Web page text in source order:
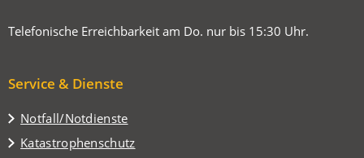
Telefonische Erreichbarkeit am Do. nur bis 15:30 Uhr.
Service & Dienste
Notfall/Notdienste
Katastrophenschutz